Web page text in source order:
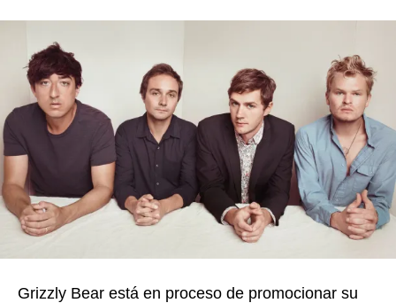
Grizzly Bear está en proceso de promocionar su